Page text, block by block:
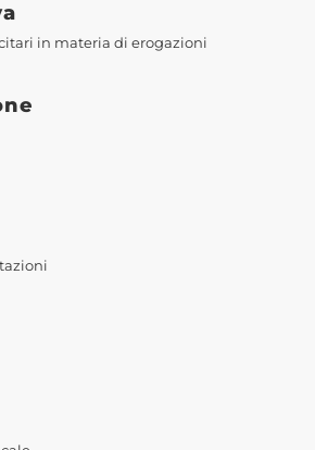
in materia di erogazioni